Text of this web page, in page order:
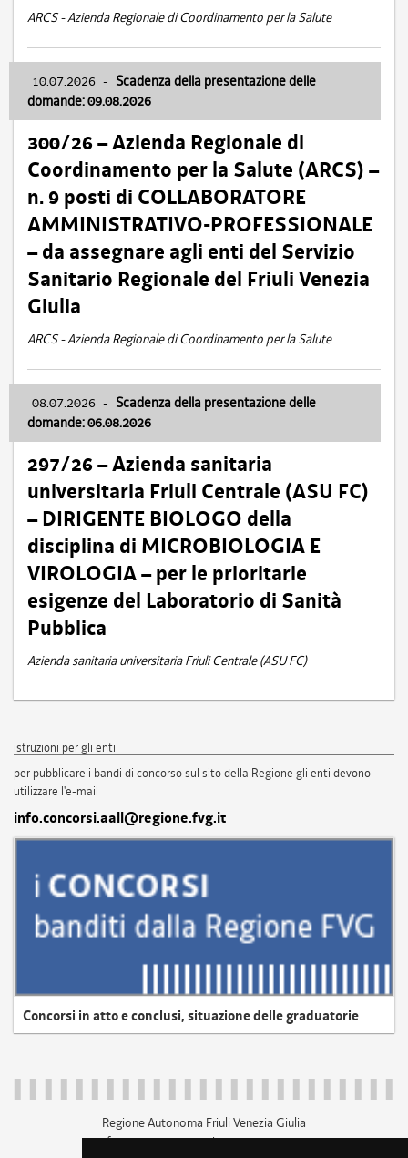
ARCS - Azienda Regionale di Coordinamento per la Salute
10.07.2026 - Scadenza della presentazione delle
domande: 09.08.2026
300/26 – Azienda Regionale di
Coordinamento per la Salute (ARCS) –
n. 9 posti di COLLABORATORE
AMMINISTRATIVO-PROFESSIONALE
– da assegnare agli enti del Servizio
Sanitario Regionale del Friuli Venezia
Giulia
ARCS - Azienda Regionale di Coordinamento per la Salute
08.07.2026 - Scadenza della presentazione delle
domande: 06.08.2026
297/26 – Azienda sanitaria
universitaria Friuli Centrale (ASU FC)
– DIRIGENTE BIOLOGO della
disciplina di MICROBIOLOGIA E
VIROLOGIA – per le prioritarie
esigenze del Laboratorio di Sanità
Pubblica
Azienda sanitaria universitaria Friuli Centrale (ASU FC)
istruzioni per gli enti
per pubblicare i bandi di concorso sul sito della Regione gli enti devono
utilizzare l'e-mail
info.concorsi.aall@regione.fvg.it
Concorsi in atto e conclusi, situazione delle graduatorie
Regione Autonoma Friuli Venezia Giulia
c.f. 80014930327; p.iva 00526040324